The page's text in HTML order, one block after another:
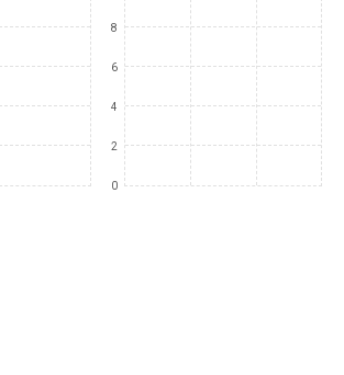
8
6
4
2
0